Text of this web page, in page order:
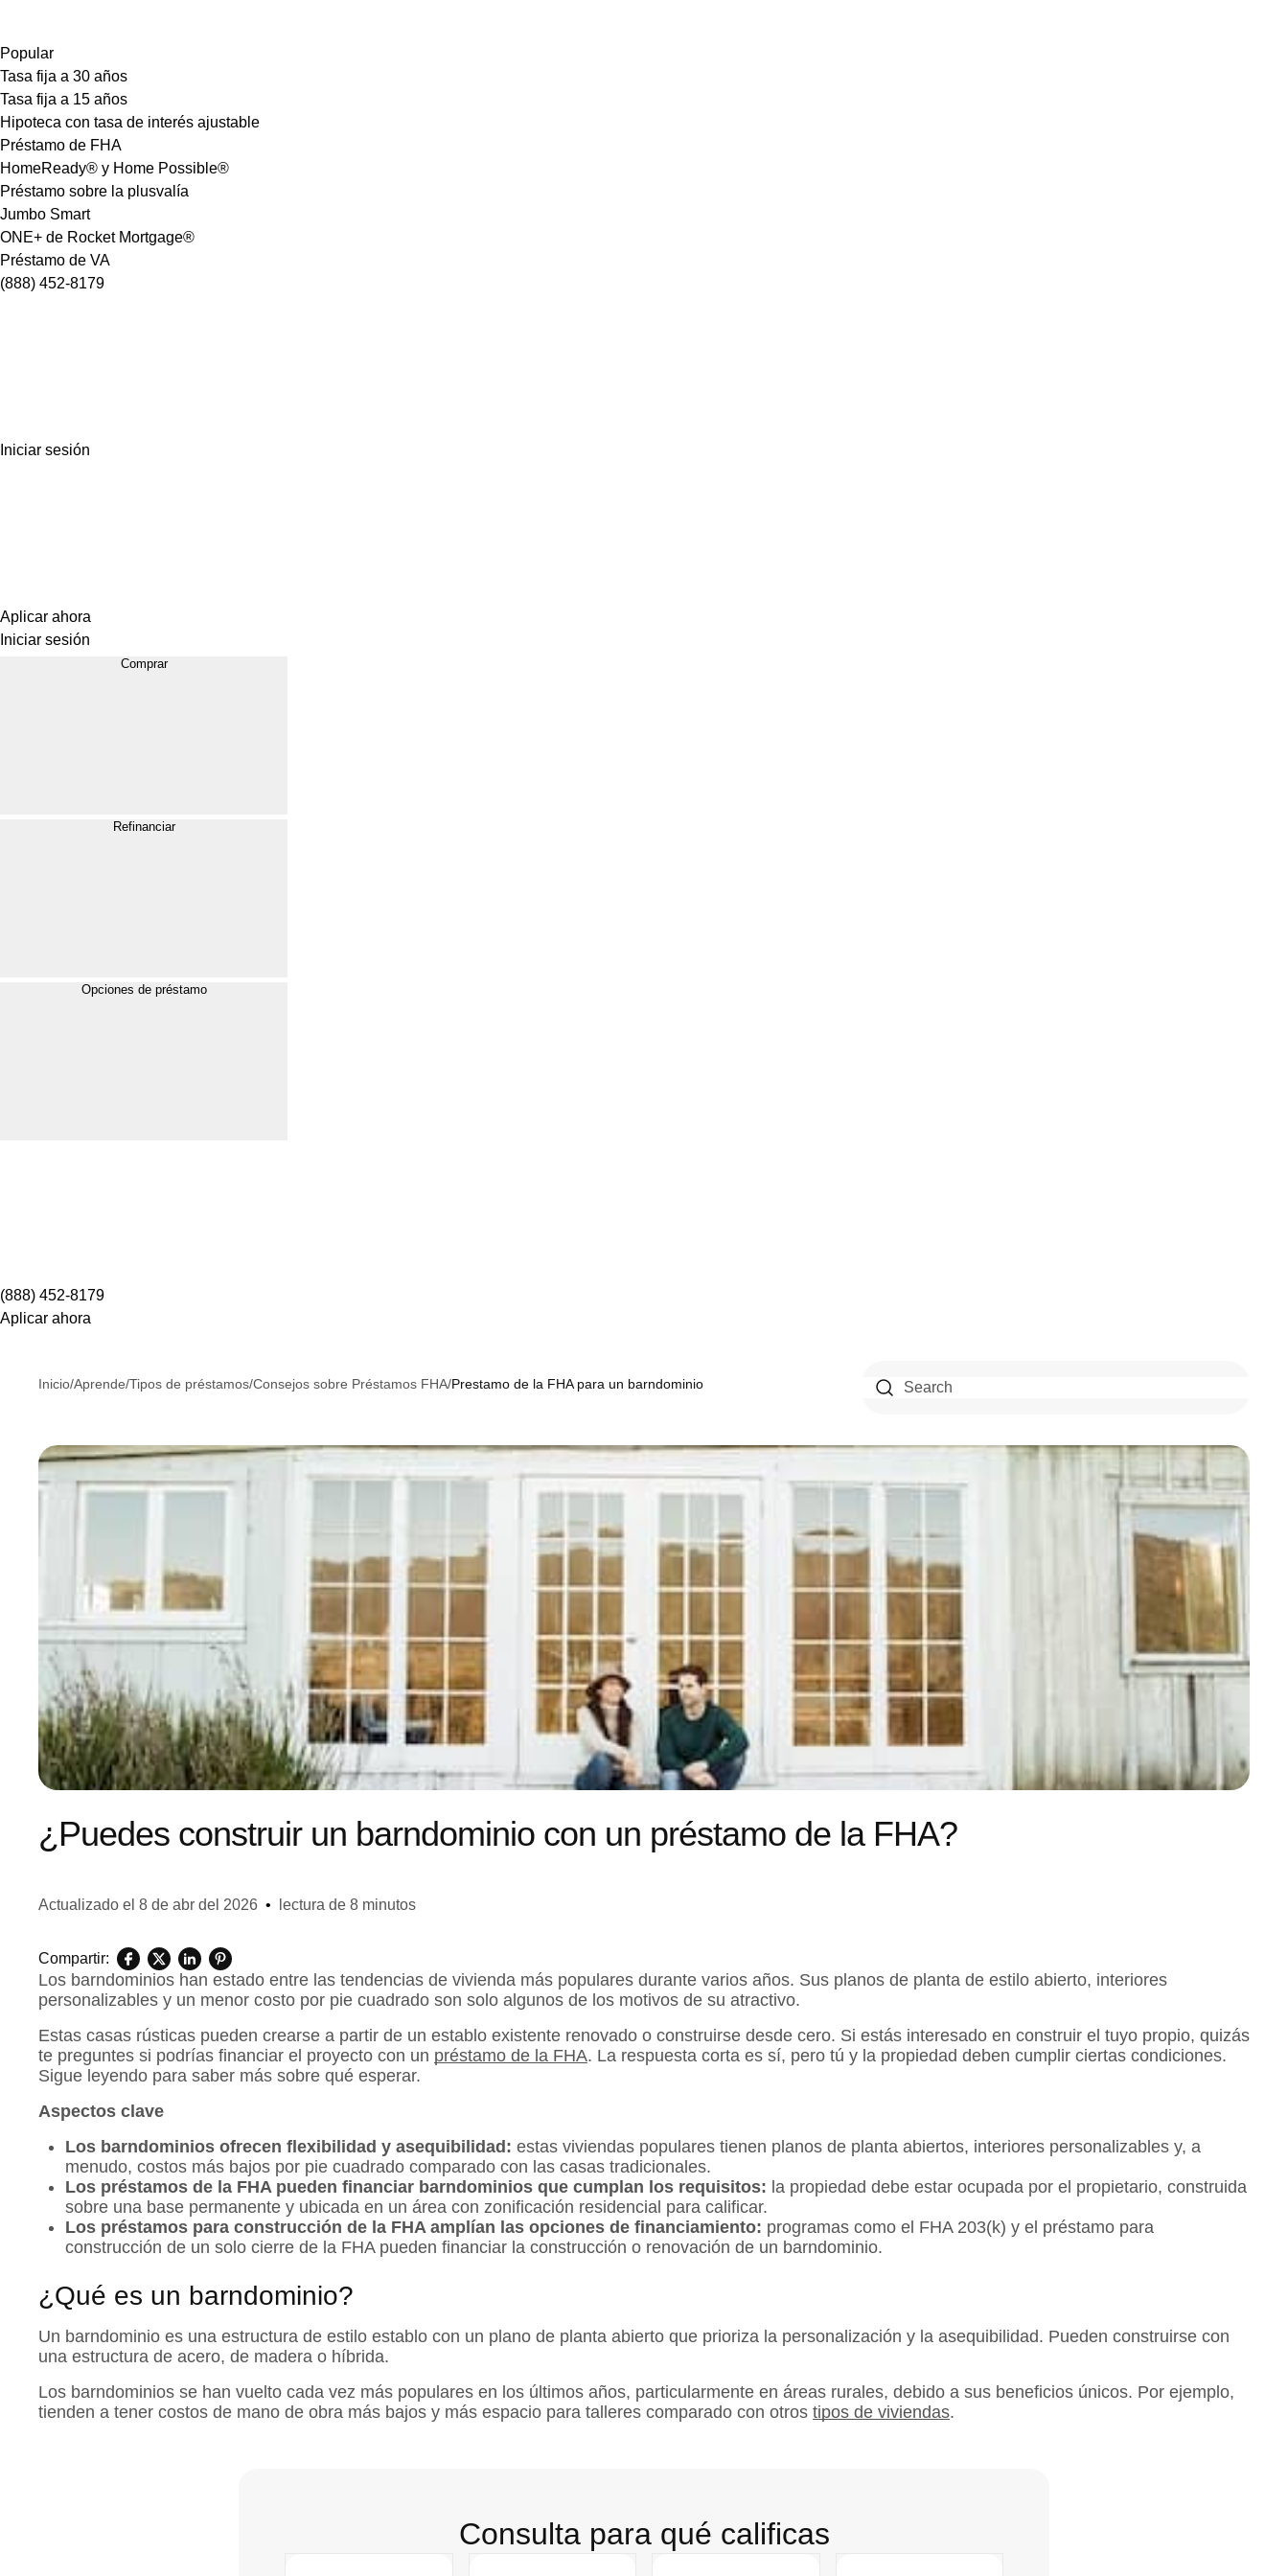
Popular
Tasa fija a 30 años
Tasa fija a 15 años
Hipoteca con tasa de interés ajustable
Préstamo de FHA
HomeReady® y Home Possible®
Préstamo sobre la plusvalía
Jumbo Smart
ONE+ de Rocket Mortgage®
Préstamo de VA
(888) 452-8179
Iniciar sesión
Aplicar ahora
Iniciar sesión
Comprar
Refinanciar
Opciones de préstamo
(888) 452-8179
Aplicar ahora
Inicio/Aprende/Tipos de préstamos/Consejos sobre Préstamos FHA/Prestamo de la FHA para un barndominio
¿Puedes construir un barndominio con un préstamo de la FHA?
Actualizado el 8 de abr del 2026 • lectura de 8 minutos
Compartir:
Los barndominios han estado entre las tendencias de vivienda más populares durante varios años. Sus planos de planta de estilo abierto, interiores
personalizables y un menor costo por pie cuadrado son solo algunos de los motivos de su atractivo.
Estas casas rústicas pueden crearse a partir de un establo existente renovado o construirse desde cero. Si estás interesado en construir el tuyo propio, quizás
te preguntes si podrías financiar el proyecto con un préstamo de la FHA. La respuesta corta es sí, pero tú y la propiedad deben cumplir ciertas condiciones.
Sigue leyendo para saber más sobre qué esperar.
Aspectos clave
Los barndominios ofrecen flexibilidad y asequibilidad: estas viviendas populares tienen planos de planta abiertos, interiores personalizables y, a
menudo, costos más bajos por pie cuadrado comparado con las casas tradicionales.
Los préstamos de la FHA pueden financiar barndominios que cumplan los requisitos: la propiedad debe estar ocupada por el propietario, construida
sobre una base permanente y ubicada en un área con zonificación residencial para calificar.
Los préstamos para construcción de la FHA amplían las opciones de financiamiento: programas como el FHA 203(k) y el préstamo para
construcción de un solo cierre de la FHA pueden financiar la construcción o renovación de un barndominio.
¿Qué es un barndominio?
Un barndominio es una estructura de estilo establo con un plano de planta abierto que prioriza la personalización y la asequibilidad. Pueden construirse con
una estructura de acero, de madera o híbrida.
Los barndominios se han vuelto cada vez más populares en los últimos años, particularmente en áreas rurales, debido a sus beneficios únicos. Por ejemplo,
tienden a tener costos de mano de obra más bajos y más espacio para talleres comparado con otros tipos de viviendas.
Consulta para qué calificas